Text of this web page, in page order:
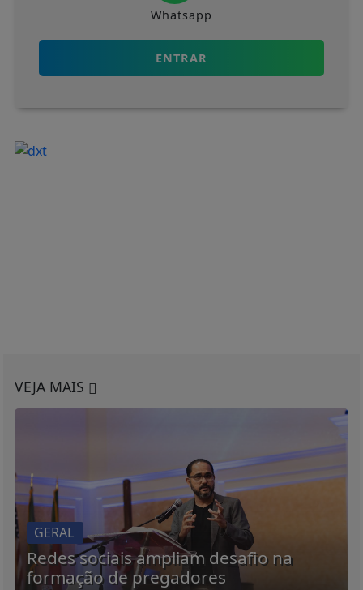
Whatsapp
ENTRAR
VEJA MAIS
GERAL
Redes sociais ampliam desafio na
formação de pregadores